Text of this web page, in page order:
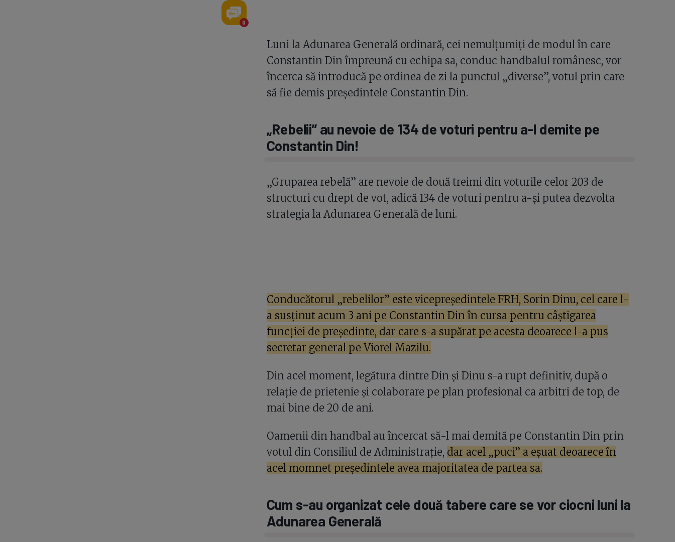
0
Luni la Adunarea Generală ordinară, cei nemulțumiți de modul în care
Constantin Din împreună cu echipa sa, conduc handbalul românesc, vor
încerca să introducă pe ordinea de zi la punctul „diverse”, votul prin care
să fie demis președintele Constantin Din.
„Rebelii” au nevoie de 134 de voturi pentru a-l demite pe
Constantin Din!
„Gruparea rebelă” are nevoie de două treimi din voturile celor 203 de
structuri cu drept de vot, adică 134 de voturi pentru a-și putea dezvolta
strategia la Adunarea Generală de luni.
Conducătorul „rebelilor” este vicepreședintele FRH, Sorin Dinu, cel care l-
a susținut acum 3 ani pe Constantin Din în cursa pentru câștigarea
funcției de președinte, dar care s-a supărat pe acesta deoarece l-a pus
secretar general pe Viorel Mazilu.
Din acel moment, legătura dintre Din și Dinu s-a rupt definitiv, după o
relație de prietenie și colaborare pe plan profesional ca arbitri de top, de
mai bine de 20 de ani.
Oamenii din handbal au încercat să-l mai demită pe Constantin Din prin
votul din Consiliul de Administrație, dar acel „puci” a eșuat deoarece în
acel momnet președintele avea majoritatea de partea sa.
Cum s-au organizat cele două tabere care se vor ciocni luni la
Adunarea Generală